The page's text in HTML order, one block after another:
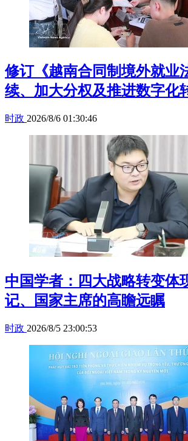
修订《越南合同制境外就业
续、加大分权及推进数字化
时政 2026/8/6 01:30:46
中国学者：四大战略转变体
记、国家主席的高瞻远瞩
时政 2026/8/5 23:00:53